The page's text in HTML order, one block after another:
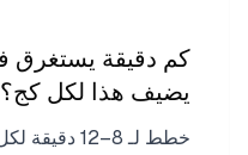
يضيف هذا لكل كج؟